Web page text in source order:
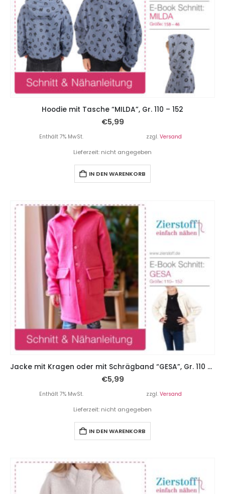
Hoodie mit Tasche “MILDA”, Gr. 110 – 152
€5,99
Enthält 7% MwSt. zzgl. Versand
Lieferzeit: nicht angegeben
IN DEN WARENKORB
Jacke mit Kragen oder mit Schrägband “GESA”, Gr. 110 – 152
€5,99
Enthält 7% MwSt. zzgl. Versand
Lieferzeit: nicht angegeben
IN DEN WARENKORB